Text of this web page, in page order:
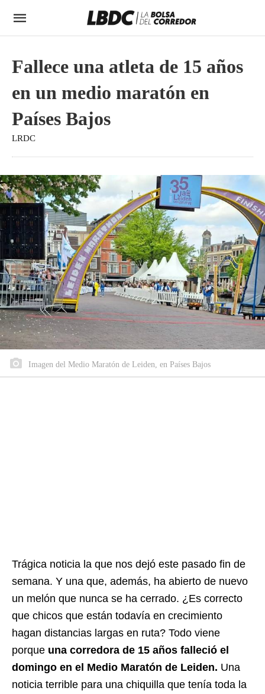
Fallece una atleta de 15 años
en un medio maratón en
Países Bajos
LRDC
Imagen del Medio Maratón de Leiden, en Países Bajos
Trágica noticia la que nos dejó este pasado fin de
semana. Y una que, además, ha abierto de nuevo
un melón que nunca se ha cerrado. ¿Es correcto
que chicos que están todavía en crecimiento
hagan distancias largas en ruta? Todo viene
porque una corredora de 15 años falleció el
domingo en el Medio Maratón de Leiden. Una
noticia terrible para una chiquilla que tenía toda la